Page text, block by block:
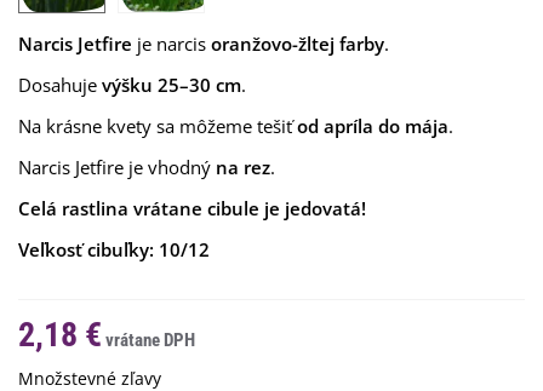
Narcis Jetfire je narcis oranžovo-žltej farby.
Dosahuje výšku 25–30 cm.
Na krásne kvety sa môžeme tešiťod apríla do mája.
Narcis Jetfire je vhodný na rez.
Celá rastlina vrátane cibule je jedovatá!
Veľkosť cibuľky: 10/12
2,18 €
Množstevné zľavy